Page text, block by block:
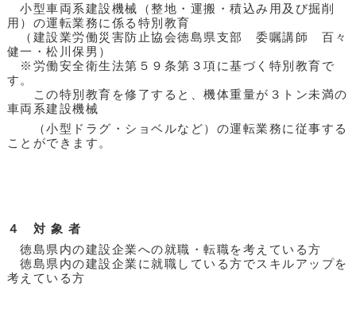
小型車両系建設機械（整地・運搬・積込み用及び掘削
用）の運転業務に係る特別教育
（建設業労働災害防止協会徳島県支部 委嘱講師 百々
健一・松川保男）
※労働安全衛生法第５９条第３項に基づく特別教育で
す。
この特別教育を修了すると、機体重量が３トン未満の
車両系建設機械
（小型ドラグ・ショベルなど）の運転業務に従事する
ことができます。
４ 対 象 者
徳島県内の建設企業への就職・転職を考えている方
徳島県内の建設企業に就職している方でスキルアップを
考えている方